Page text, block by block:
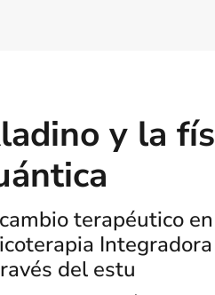
y la
terapéutico
del estu